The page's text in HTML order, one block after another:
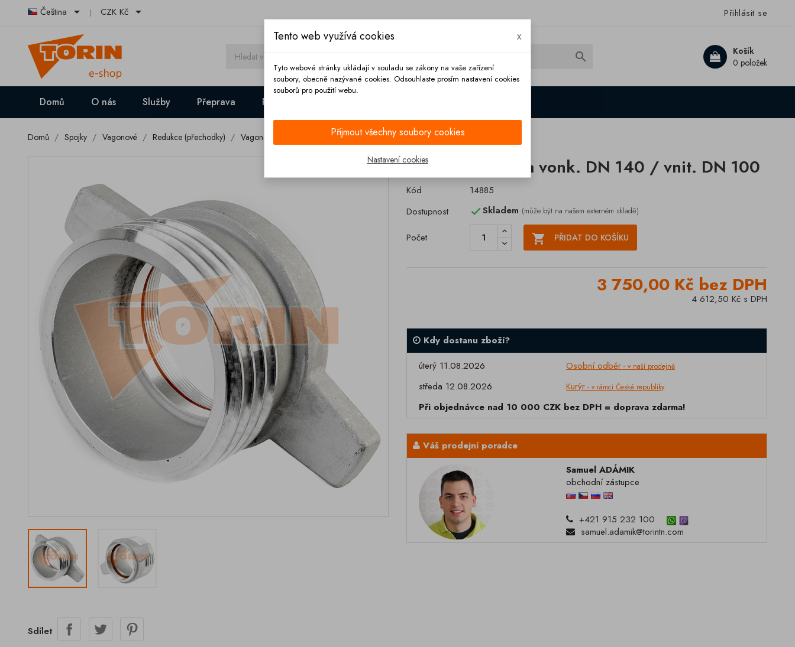
Čeština  CZK Kč  Přihlásit se
Košík
0 položek

Domů O nás Služby Přeprava Platba
Domů Spojky Vagonové Redukce (přechodky) Vagonová spojka vonk. DN 140 / vnit. DN 100
Vagonová spojka vonk. DN 140 / vnit. DN 100
Kód
14885
Dostupnost
Skladem (může být na našem externém skladě)
Počet  PŘIDAT DO KOŠÍKU
3 750,00 Kč bez DPH
4 612,50 Kč s DPH
Kdy dostanu zboží?
úterý 11.08.2026
Osobní odběr - v naší prodejně
středa 12.08.2026 Kurýr - v rámci České republiky
Při objednávce nad 10 000 CZK bez DPH = doprava zdarma!
Váš prodejní poradce
Samuel ADÁMIK
obchodní zástupce
+421 915 232 100
samuel.adamik@torintn.com
Sdílet
Tento web využívá cookies x
Tyto webové stránky ukládají v souladu se zákony na vaše zařízení
soubory, obecně nazývané cookies. Odsouhlaste prosím nastavení cookies
souborů pro použití webu.
Přijmout všechny soubory cookies
Nastavení cookies